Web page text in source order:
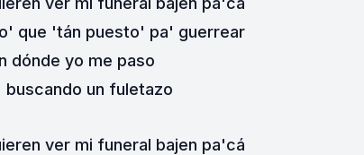
que 'tán puesto' pa' guerrear
dónde yo me paso
un fuletazo
ver mi funeral bajen pa'cá